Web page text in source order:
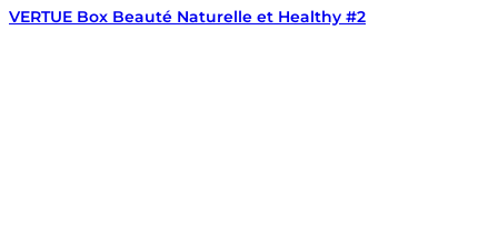
VERTUE Box Beauté Naturelle et Healthy #2